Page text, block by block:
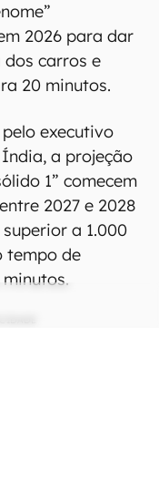
2026 para dar
dos carros e
20 minutos.
executivo
a projeção
1” comecem
2027 e 2028
a 1.000
tempo de